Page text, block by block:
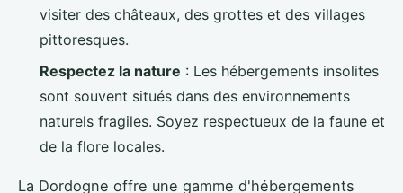
visiter des châteaux, des grottes et des villages
pittoresques.
Respectez la nature : Les hébergements insolites
sont souvent situés dans des environnements
naturels fragiles. Soyez respectueux de la faune et
de la flore locales.
La Dordogne offre une gamme d'hébergements